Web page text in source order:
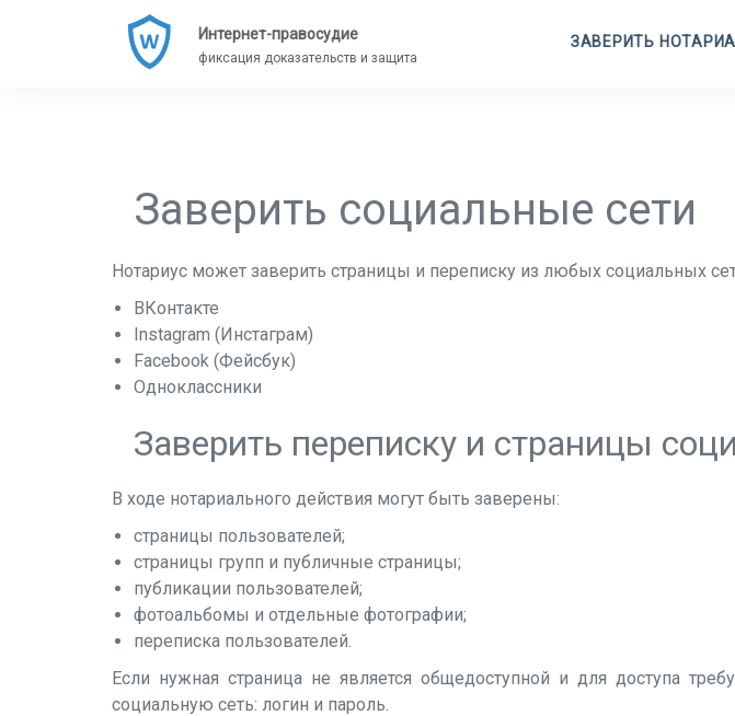
Интернет-правосудие
фиксация доказательств и защита
ЗАВЕРИТЬ
Заверить социальные сети
Нотариус может заверить страницы и переписку из любых социальных
ВКонтакте
Instagram (Инстаграм)
Facebook (Фейсбук)
Одноклассники
Заверить переписку и страницы
В ходе нотариального действия могут быть заверены:
страницы пользователей;
страницы групп и публичные страницы;
публикации пользователей;
фотоальбомы и отдельные фотографии;
переписка пользователей.
Если нужная страница не является общедоступной и для доступа
социальную сеть: логин и пароль.